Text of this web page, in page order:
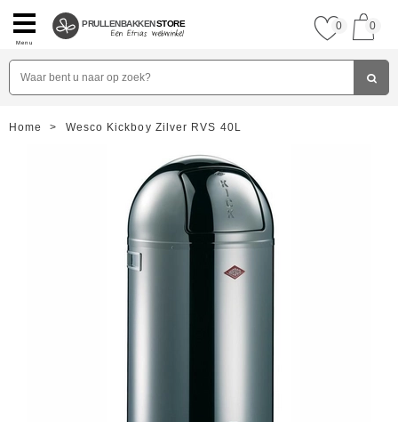
Menu
PRULLENBAKKENSTORE 0 0
Home > Wesco Kickboy Zilver RVS 40L